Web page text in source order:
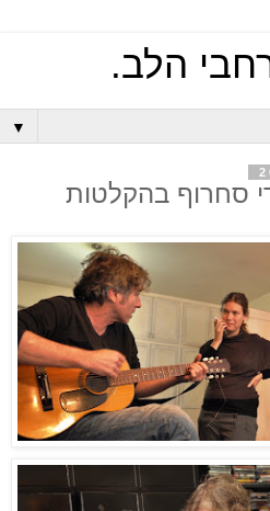
הלב.
▼
סחרוף בהקלטות